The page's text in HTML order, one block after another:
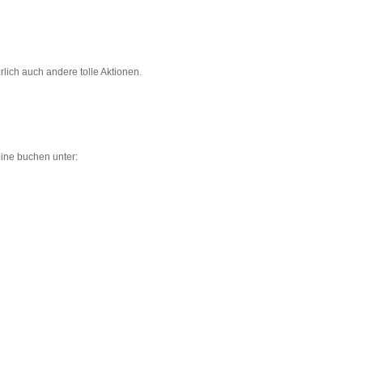
auch andere tolle Aktionen.
buchen unter: